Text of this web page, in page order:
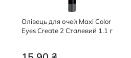
Олівець для очей Maxi Color
Eyes Create 2 Сталевий 1.1 г